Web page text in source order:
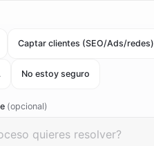
Captar clientes (SEO/Ads/redes)
No estoy seguro
(opcional)